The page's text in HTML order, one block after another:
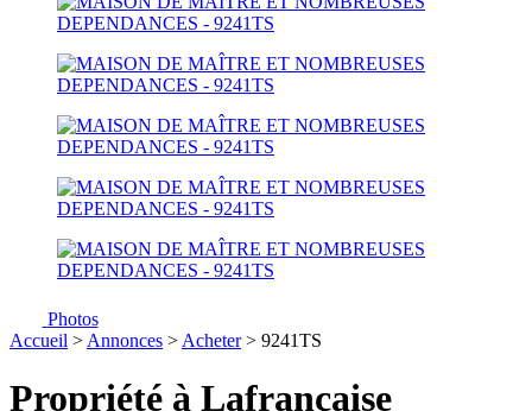
Photos
Accueil > Annonces > Acheter> 9241TS
Propriété à Lafrançaise